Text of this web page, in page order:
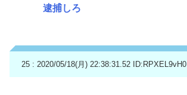
逮捕しろ
25 : 2020/05/18(月) 22:38:31.52 ID:RPXEL9vH0